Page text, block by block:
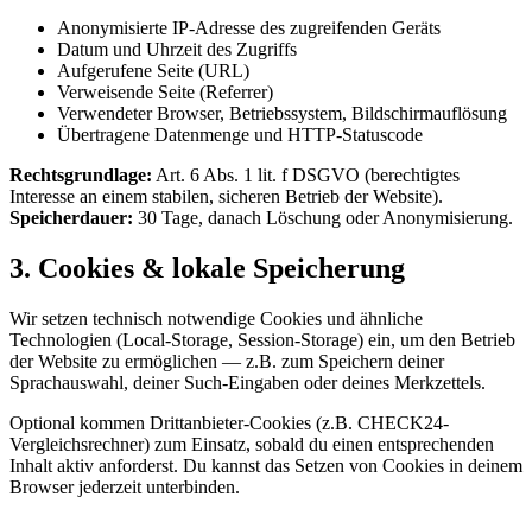
Anonymisierte IP-Adresse des zugreifenden Geräts
Datum und Uhrzeit des Zugriffs
Aufgerufene Seite (URL)
Verweisende Seite (Referrer)
Verwendeter Browser, Betriebssystem, Bildschirmauflösung
Übertragene Datenmenge und HTTP-Statuscode
Rechtsgrundlage: Art. 6 Abs. 1 lit. f DSGVO (berechtigtes
Interesse an einem stabilen, sicheren Betrieb der Website).
Speicherdauer: 30 Tage, danach Löschung oder Anonymisierung.
3. Cookies & lokale Speicherung
Wir setzen technisch notwendige Cookies und ähnliche
Technologien (Local-Storage, Session-Storage) ein, um den Betrieb
der Website zu ermöglichen — z.B. zum Speichern deiner
Sprachauswahl, deiner Such-Eingaben oder deines Merkzettels.
Optional kommen Drittanbieter-Cookies (z.B. CHECK24-
Vergleichsrechner) zum Einsatz, sobald du einen entsprechenden
Inhalt aktiv anforderst. Du kannst das Setzen von Cookies in deinem
Browser jederzeit unterbinden.